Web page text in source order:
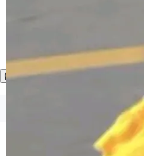
整性保护。效果是：吞吐量提升
成本降低 30%，精度不变。 FP8 省
存 KV cache 是推理时最吃显...
让语音识别不再只是听清，而是真正
先理解你的语境和意图，再把准确的
到你。从“逐字转写、单点优化”演进
境、兼容场景、一键直出”。 Hy
w 不要求标准普通话，方言识别覆
等 10 大方言片区和 20 余个二级小
源评测集中，Hy ASR 3.0 preview
©OSCHINA(OSChina.NET)